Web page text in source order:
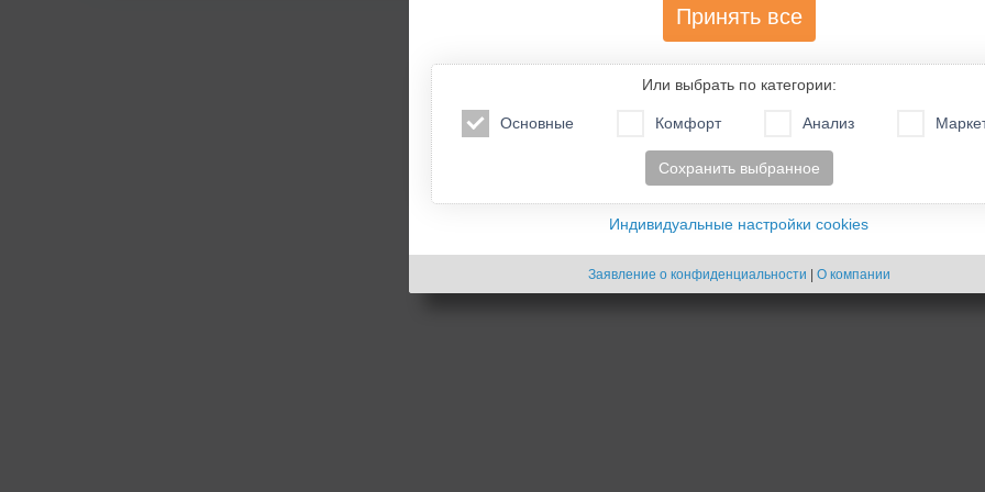
Принять все
Или выбрать по категории:
Основные Комфорт Анализ
Сохранить выбранное
Индивидуальные настройки cookies
Заявление о конфиденциальности О компании